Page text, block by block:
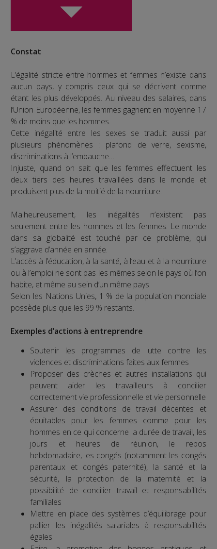
Constat
L’égalité stricte entre hommes et femmes n’existe dans
aucun pays, y compris ceux qui se décrivent comme
étant les plus développés. Au niveau des salaires, dans
l’Union Européenne, les femmes gagnent en moyenne 17
% de moins que les hommes.
Cette inégalité entre les sexes se traduit aussi par
plusieurs phénomènes : plafond de verre, sexisme,
discriminations à l’embauche…
Injuste, quand on sait que les femmes effectuent les
deux tiers des heures travaillées dans le monde et
produisent plus de la moitié de la nourriture.
Malheureusement, les inégalités n’existent pas
seulement entre les hommes et les femmes. Le monde
dans sa globalité est touché par ce problème, qui
s’aggrave d’année en année.
L’accès à l’éducation, à la santé, à l’eau et à la nourriture
ou à l’emploi ne sont pas les mêmes selon le pays où l’on
habite, et même au sein d’un même pays.
Selon les Nations Unies, 1 % de la population mondiale
possède plus que les 99 % restants.
Exemples d’actions à entreprendre
Soutenir les programmes de lutte contre les
violences et discriminations faites aux femmes
Proposer des crèches et autres installations qui
peuvent aider les travailleurs à concilier
correctement vie professionnelle et vie personnelle
Assurer des conditions de travail décentes et
équitables pour les femmes comme pour les
hommes en ce qui concerne la durée de travail, les
jours et heures de réunion, le repos
hebdomadaire, les congés (notamment les congés
parentaux et congés paternité), la santé et la
sécurité, la protection de la maternité et la
possibilité de concilier travail et responsabilités
familiales
Mettre en place des systèmes d’équilibrage pour
pallier les inégalités salariales à responsabilités
égales